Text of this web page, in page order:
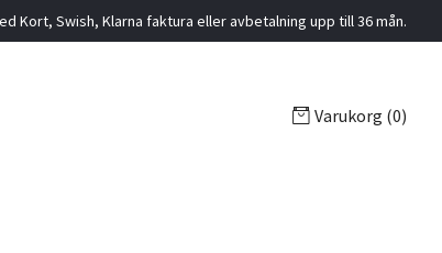
Kort, Swish, Klarna faktura eller avbetalning upp till 36 mån.
Varukorg (0)